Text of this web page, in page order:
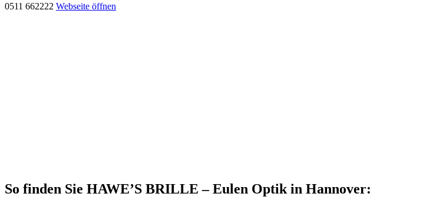
0511 662222 Webseite öffnen
So finden Sie HAWE’S BRILLE – Eulen Optik in Hannover: